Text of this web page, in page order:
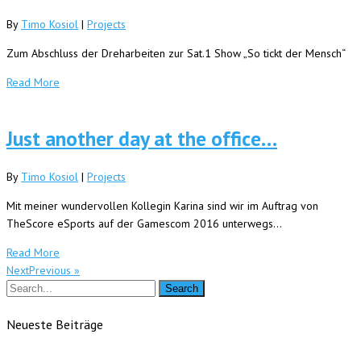
By Timo Kosiol | Projects
Zum Abschluss der Dreharbeiten zur Sat.1 Show „So tickt der Mensch“
Read More
Just another day at the office…
By Timo Kosiol | Projects
Mit meiner wundervollen Kollegin Karina sind wir im Auftrag von
TheScore eSports auf der Gamescom 2016 unterwegs…
Read More
NextPrevious »
Neueste Beiträge